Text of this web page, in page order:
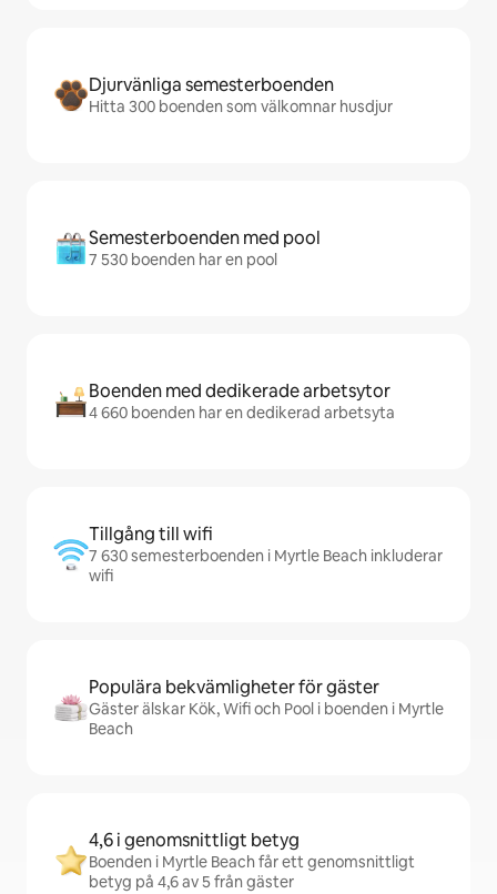
Djurvänliga semesterboenden
Hitta 300 boenden som välkomnar husdjur
Semesterboenden med pool
7 530 boenden har en pool
Boenden med dedikerade arbetsytor
4 660 boenden har en dedikerad arbetsyta
Tillgång till wifi
7 630 semesterboenden i Myrtle Beach inkluderar
wifi
Populära bekvämligheter för gäster
Gäster älskar Kök, Wifi och Pool i boenden i Myrtle
Beach
4,6 i genomsnittligt betyg
Boenden i Myrtle Beach får ett genomsnittligt
betyg på 4,6 av 5 från gäster